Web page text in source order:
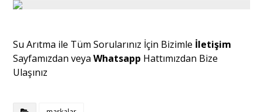
Su Arıtma ile Tüm Sorularınız İçin Bizimle İletişim
Sayfamızdan veyaWhatsapp Hattımızdan Bize
Ulaşınız